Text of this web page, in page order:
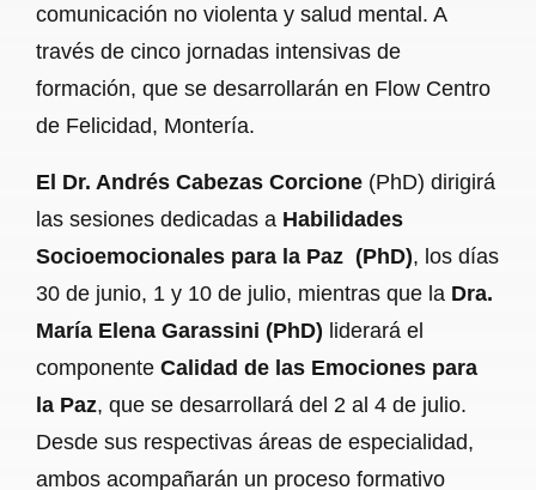
comunicación no violenta y salud mental. A
través de cinco jornadas intensivas de
formación, que se desarrollarán en Flow Centro
de Felicidad, Montería.
El Dr. Andrés Cabezas Corcione (PhD) dirigirá
las sesiones dedicadas a Habilidades
Socioemocionales para la Paz (PhD), los días
30 de junio, 1 y 10 de julio, mientras que la Dra.
María Elena Garassini (PhD) liderará el
componente Calidad de las Emociones para
la Paz, que se desarrollará del 2 al 4 de julio.
Desde sus respectivas áreas de especialidad,
ambos acompañarán un proceso formativo